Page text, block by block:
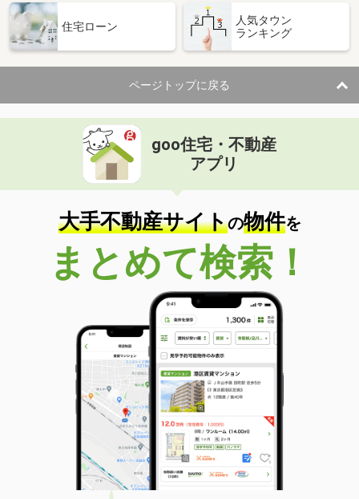
住宅ローン
人気タウン
ランキング
ページトップに戻る
goo住宅・不動産
アプリ
大手不動産サイトの物件を
まとめて検索！